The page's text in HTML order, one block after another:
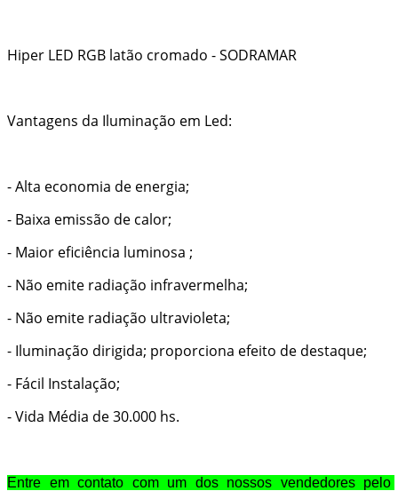
Hiper LED RGB latão cromado - SODRAMAR
Vantagens da Iluminação em Led:
- Alta economia de energia;
- Baixa emissão de calor;
- Maior eficiência luminosa ;
- Não emite radiação infravermelha;
- Não emite radiação ultravioleta;
- Iluminação dirigida; proporciona efeito de destaque;
- Fácil Instalação;
- Vida Média de 30.000 hs.
Entre em contato com um dos nossos vendedores pelo